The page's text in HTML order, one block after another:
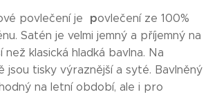
povlečení je povlečení ze 100%
Satén je velmi jemný a příjemný na
než klasická hladká bavlna. Na
jsou tisky výraznější a syté. Bavlněný
na letní období, ale i pro